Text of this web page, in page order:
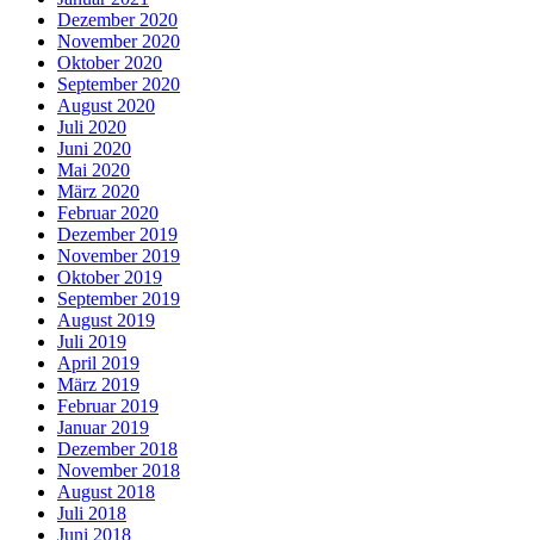
Dezember 2020
November 2020
Oktober 2020
September 2020
August 2020
Juli 2020
Juni 2020
Mai 2020
März 2020
Februar 2020
Dezember 2019
November 2019
Oktober 2019
September 2019
August 2019
Juli 2019
April 2019
März 2019
Februar 2019
Januar 2019
Dezember 2018
November 2018
August 2018
Juli 2018
Juni 2018